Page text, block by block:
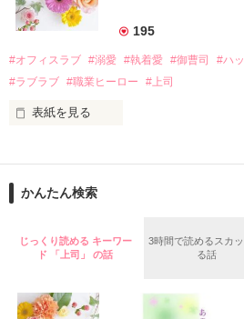
夏木美桜(なつきみお)
鳴海哲平 (なるみてっぺい)
2026.6.5～2026.7.25
＊以前、公開していた話の改稿版です＊
――御影恭司その人だったのだ――！
なぜか恭司から飼い猫の世話係を命
の関係となってしまい――？
195
#オフィスラブ #溺愛 #執着愛 #御曹司 #ハ
#ラブラブ #職業ヒーロー #上司
表紙を見る
ションの企画戦略室で働いている。
めた、同期で恋人の石垣守（26）がい
いた。
守と由羅から『便利屋雛子』と馬鹿
た上、同居まで提案してきて──？
かんたん検索
じっくり読める キーワー
ド 「上司」 の話
3時間で読めるスカ
る話